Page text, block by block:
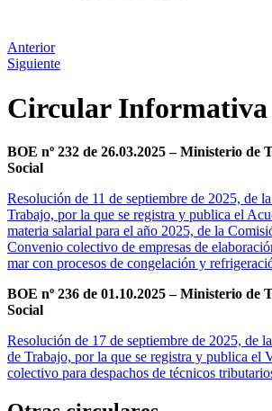
Anterior
Siguiente
Circular Informativa
BOE nº 232 de 26.03.2025 – Ministerio de
Social
Resolución de 11 de septiembre de 2025, de
Trabajo, por la que se registra y publica el
materia salarial para el año 2025, de la
Convenio colectivo de empresas de
mar con procesos de congelación y
BOE nº 236 de 01.10.2025 – Ministerio de
Social
Resolución de 17 de septiembre de 2025, de
de Trabajo, por la que se registra y publica el
colectivo para despachos de técnicos